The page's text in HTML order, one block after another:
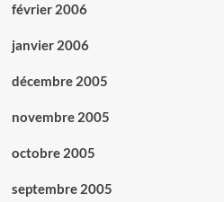
février 2006
janvier 2006
décembre 2005
novembre 2005
octobre 2005
septembre 2005